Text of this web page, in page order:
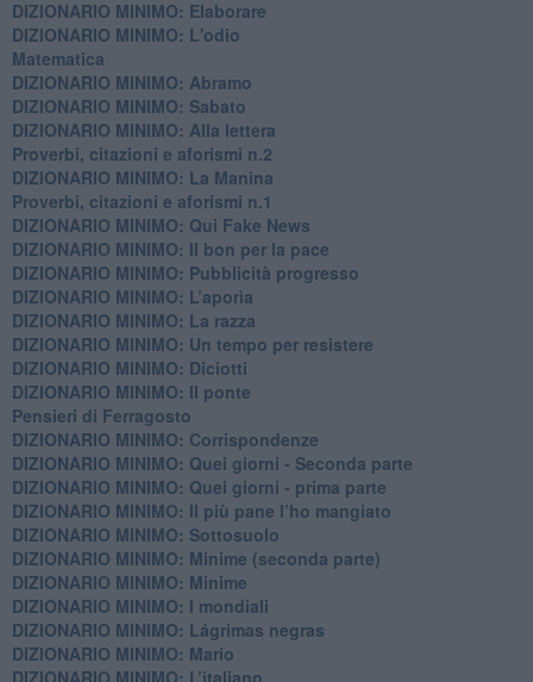
DIZIONARIO MINIMO: Elaborare
DIZIONARIO MINIMO: L'odio
​Matematica
DIZIONARIO MINIMO: Abramo
DIZIONARIO MINIMO: Sabato
​DIZIONARIO MINIMO: Alla lettera
Proverbi, citazioni e aforismi n.2
DIZIONARIO MINIMO: La Manina
​Proverbi, citazioni e aforismi n.1
DIZIONARIO MINIMO: Qui Fake News
DIZIONARIO MINIMO: ​Il bon per la pace
DIZIONARIO MINIMO: Pubblicità progresso
DIZIONARIO MINIMO: L’aporìa
DIZIONARIO MINIMO: La razza
DIZIONARIO MINIMO: Un tempo per resistere
DIZIONARIO MINIMO: Diciotti
DIZIONARIO MINIMO: Il ponte
Pensieri di Ferragosto
DIZIONARIO MINIMO: Corrispondenze
DIZIONARIO MINIMO: Quei giorni - Seconda parte
DIZIONARIO MINIMO: Quei giorni - prima parte
DIZIONARIO MINIMO: Il più pane l’ho mangiato
DIZIONARIO MINIMO: Sottosuolo
DIZIONARIO MINIMO: Minime (seconda parte)
DIZIONARIO MINIMO: Minime
DIZIONARIO MINIMO: ​I mondiali
DIZIONARIO MINIMO: ​Lágrimas negras
DIZIONARIO MINIMO: Mario
DIZIONARIO MINIMO: L’italiano